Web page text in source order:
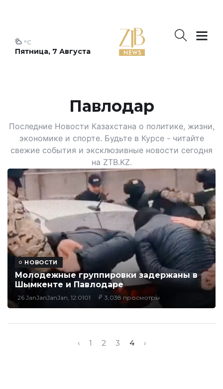
Пятница, 7 Августа
°C
Павлодар
Последние Новости Казахстана о политике, жизни,
экономике и спорте. Будьте в Курсе - читайте
свежие события и эксклюзивные новости сегодня
на ZTB.KZ.
НОВОСТИ
Молодежные группировки задержаны в
Шымкенте и Павлодаре
26 JanJanJanJan, 12:0101 3,038 просмотры
‹ 1 2 3 4 ›